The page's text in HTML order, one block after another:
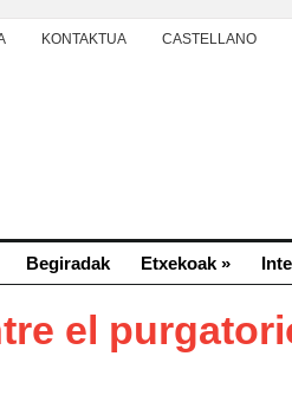
KONTAKTUA CASTELLANO
Begiradak Etxekoak »
el